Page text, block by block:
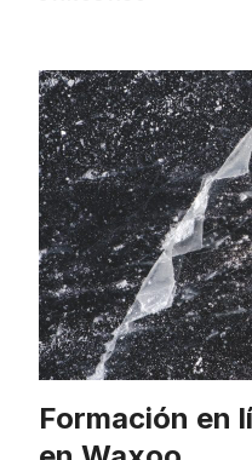
Formación en